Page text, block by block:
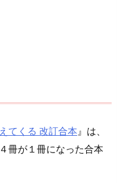
てくる 改訂合本』は、
冊が１冊になった合本